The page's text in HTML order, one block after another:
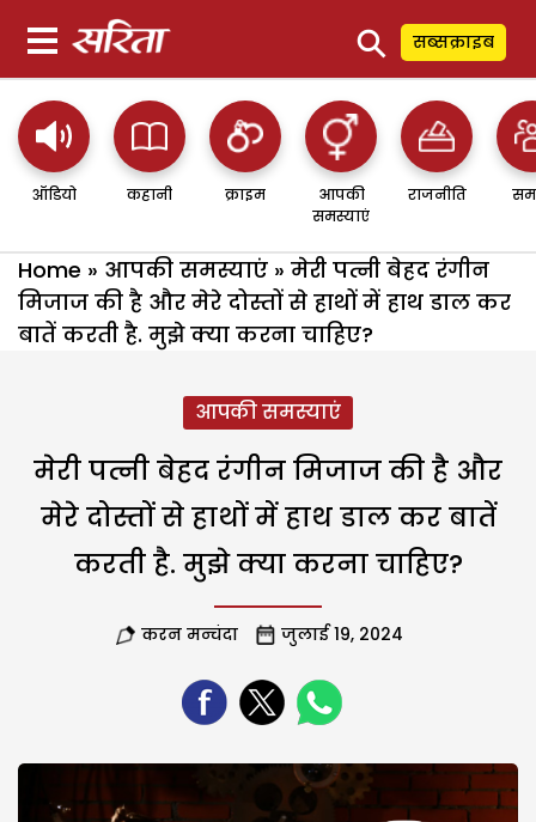
⚲ सब्सक्राइब
ऑडियो कहानी क्राइम
आपकी
समस्याएं
राजनीति
Home » आपकी समस्याएं » मेरी पत्नी बेहद रंगीन
मिजाज की है और मेरे दोस्तों से हाथों में हाथ डाल कर
बातें करती है. मुझे क्या करना चाहिए?
आपकी समस्याएं
मेरी पत्नी बेहद रंगीन मिजाज की है और
मेरे दोस्तों से हाथों में हाथ डाल कर बातें
करती है. मुझे क्या करना चाहिए?
करन मन्चंदा जुलाई 19, 2024